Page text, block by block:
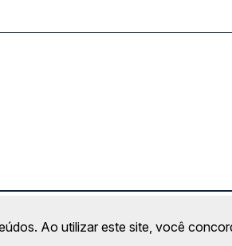
- SP | CEP: 06453-038 | CNPJ:
Ao utilizar este site, você